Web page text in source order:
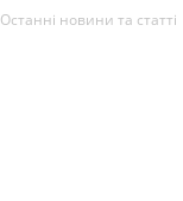
Останні новини та статті